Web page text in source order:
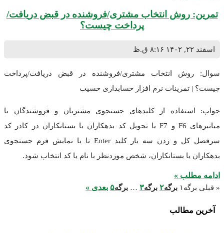
تمرین: روش انتخاب مشتری/فروشنده در قبض دریافت/
پرداخت چیست؟
اسفند ۲۲, ۱۴۰۲ ۸:۱۶ ق.ظ
سوال: روش انتخاب مشتری/فروشنده در قبض دریافت/پرداخت
چیست؟ | تمرینات نرم افزار حسابداری حسیب
جواب: استفاده از کلیدهای جستجوی مشتریان و فروشندگان با
میانبرهای F6 و F7 یا تحویل کد بدهکاران یا بستانکاران در کادر کد
سرفصل کل و زدن سه بار کلید Enter تا با نمایش فرم جستجوی
بدهکاران یا بستانکاران، شخص موردنظر با نام یا کد انتخاب شود.
ادامه مطلب »
« قبلی برگه ۱ برگه۲ برگه۳ … برگه۵ بعدی »
آخرین مطالب